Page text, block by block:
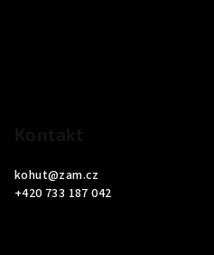
kohut@zam.cz
+420 733 187 042